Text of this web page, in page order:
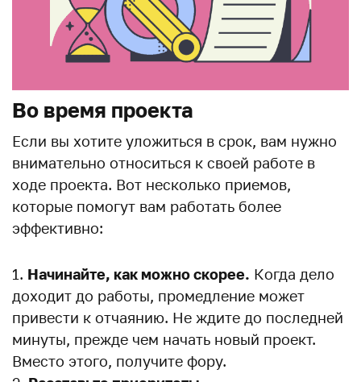
Во время проекта
Если вы хотите уложиться в срок, вам нужно
внимательно относиться к своей работе в
ходе проекта. Вот несколько приемов,
которые помогут вам работать более
эффективно:
Начинайте, как можно скорее. Когда дело
доходит до работы, промедление может
привести к отчаянию. Не ждите до последней
минуты, прежде чем начать новый проект.
Вместо этого, получите фору.